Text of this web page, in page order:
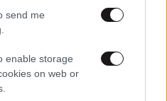
send me
enable storage
on web or
11:54